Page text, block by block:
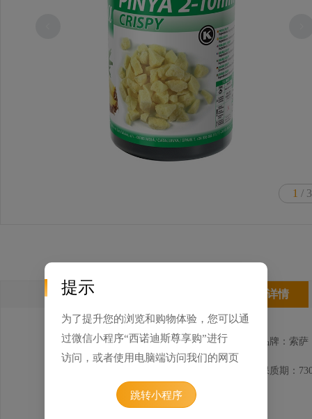
1 / 3
类似产品 产品详情
品牌：索萨
保质期：
提示
为了提升您的浏览和购物体验，您可以通
过微信小程序“西诺迪斯尊享购”进行
访问，或者使用电脑端访问我们的网页
跳转小程序